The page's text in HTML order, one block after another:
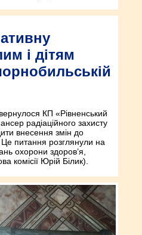
і дітям
КП «Рівненський
радіаційного захисту
внесення змін до
Це питання розглянули на
охорони здоров’я,
комісії Юрій Білик).